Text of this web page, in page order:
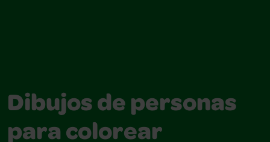
Dibujos de personas
para colorear